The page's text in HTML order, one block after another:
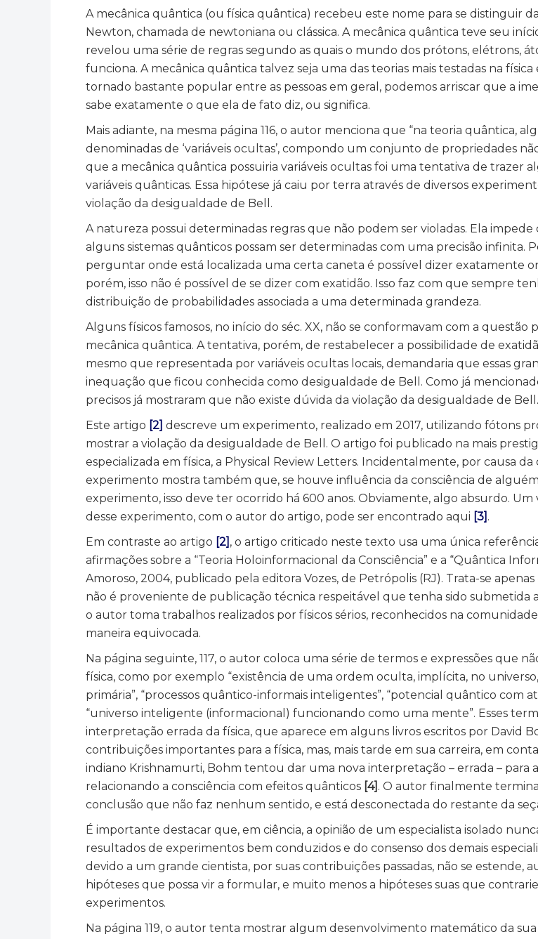
A mecânica quântica (ou física quântica) recebeu este nome para se distinguir
Newton, chamada de newtoniana ou clássica. A mecânica quântica teve seu
revelou uma série de regras segundo as quais o mundo dos prótons, elétrons,
funciona. A mecânica quântica talvez seja uma das teorias mais testadas na
tornado bastante popular entre as pessoas em geral, podemos arriscar que a
sabe exatamente o que ela de fato diz, ou significa.
Mais adiante, na mesma página 116, o autor menciona que “na teoria quântica,
denominadas de ‘variáveis ocultas’, compondo um conjunto de propriedades
que a mecânica quântica possuiria variáveis ocultas foi uma tentativa de trazer
variáveis quânticas. Essa hipótese já caiu por terra através de diversos
violação da desigualdade de Bell.
A natureza possui determinadas regras que não podem ser violadas. Ela impede
alguns sistemas quânticos possam ser determinadas com uma precisão infinita.
perguntar onde está localizada uma certa caneta é possível dizer exatamente
porém, isso não é possível de se dizer com exatidão. Isso faz com que sempre
distribuição de probabilidades associada a uma determinada grandeza.
Alguns físicos famosos, no início do séc. XX, não se conformavam com a questão
mecânica quântica. A tentativa, porém, de restabelecer a possibilidade de
mesmo que representada por variáveis ocultas locais, demandaria que essas
inequação que ficou conhecida como desigualdade de Bell. Como já
precisos já mostraram que não existe dúvida da violação da desigualdade de Bell.
Este artigo [2] descreve um experimento, realizado em 2017, utilizando fótons
mostrar a violação da desigualdade de Bell. O artigo foi publicado na mais
especializada em física, a Physical Review Letters. Incidentalmente, por causa da
experimento mostra também que, se houve influência da consciência de
experimento, isso deve ter ocorrido há 600 anos. Obviamente, algo absurdo.
desse experimento, com o autor do artigo, pode ser encontrado aqui [3] .
Em contraste ao artigo [2] , o artigo criticado neste texto usa uma única
afirmações sobre a “Teoria Holoinformacional da Consciência” e a “Quântica
Amoroso, 2004, publicado pela editora Vozes, de Petrópolis (RJ). Trata-se
não é proveniente de publicação técnica respeitável que tenha sido submetida
o autor toma trabalhos realizados por físicos sérios, reconhecidos na
maneira equivocada.
Na página seguinte, 117, o autor coloca uma série de termos e expressões que
física, como por exemplo “existência de uma ordem oculta, implícita, no
primária”, “processos quântico-informais inteligentes”, “potencial quântico com
“universo inteligente (informacional) funcionando como uma mente”. Esses
interpretação errada da física, que aparece em alguns livros escritos por David
contribuições importantes para a física, mas, mais tarde em sua carreira, em
indiano Krishnamurti, Bohm tentou dar uma nova interpretação – errada – para
relacionando a consciência com efeitos quânticos [4] . O autor finalmente
conclusão que não faz nenhum sentido, e está desconectada do restante da
É importante destacar que, em ciência, a opinião de um especialista isolado
resultados de experimentos bem conduzidos e do consenso dos demais
devido a um grande cientista, por suas contribuições passadas, não se estende,
hipóteses que possa vir a formular, e muito menos a hipóteses suas que
experimentos.
Na página 119, o autor tenta mostrar algum desenvolvimento matemático da